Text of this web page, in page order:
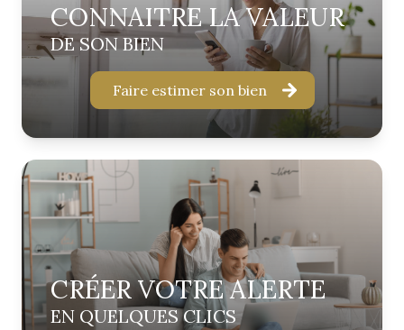
CONNAITRE LA VALEUR
DE SON BIEN
Faire estimer son bien
CRÉER VOTRE ALERTE
EN QUELQUES CLICS